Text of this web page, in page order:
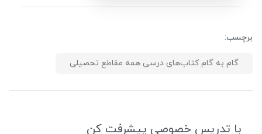
برچسب:
گام به گام کتاب‌های درسی همه مقاطع تحصیلی
با تدریس خصوصی پیشرفت کن